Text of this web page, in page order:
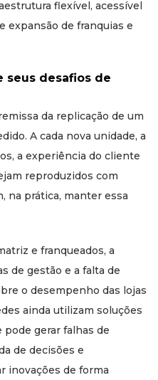
flexível, acessível
expansão de franquias e
seus desafios de
da replicação de um
A cada nova unidade, a
a experiência do cliente
reproduzidos com
na prática, manter essa
e franqueados, a
de gestão e a falta de
o desempenho das lojas
ainda utilizam soluções
pode gerar falhas de
de decisões e
inovações de forma